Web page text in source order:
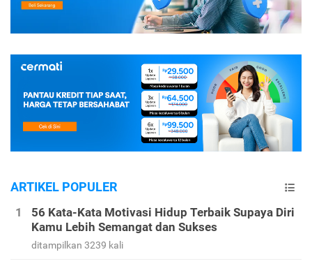
ARTIKEL POPULER
56 Kata-Kata Motivasi Hidup Terbaik Supaya Diri
Kamu Lebih Semangat dan Sukses
ditampilkan 3239 kali